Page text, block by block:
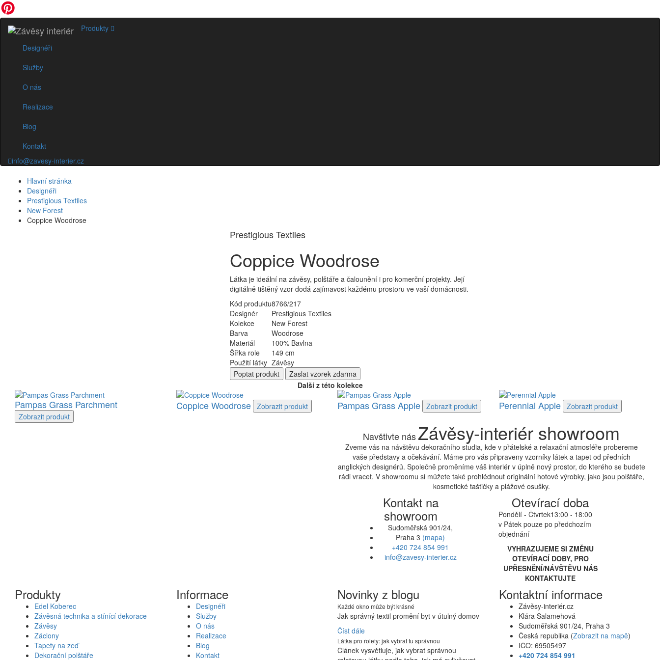
Produkty
Designéři
Služby
O nás
Realizace
Blog
Kontakt
info@zavesy-interier.cz
Hlavní stránka
Designéři
Prestigious Textiles
New Forest
Coppice Woodrose
Prestigious Textiles
Coppice Woodrose
Látka je ideální na závěsy, polštáře a čalounění i pro komerční projekty. Její
digitálně tištěný vzor dodá zajímavost každému prostoru ve vaší domácnosti.
Kód produktu8766/217
Designér
Prestigious Textiles
Kolekce
New Forest
Barva
Woodrose
Materiál
100% Bavlna
Šířka role
149 cm
Použití látky Závěsy
Poptat produkt Zaslat vzorek zdarma
Další z této kolekce
Pampas Grass Parchment
Zobrazit produkt
Coppice Woodrose Zobrazit produkt Pampas Grass Apple Zobrazit produkt Perennial Apple Zobrazit produkt
Navštivte násZávěsy-interiér showroom
Zveme vás na návštěvu dekoračního studia, kde v přátelské a relaxační atmosféře probereme
vaše představy a očekávání. Máme pro vás připraveny vzorníky látek a tapet od předních
anglických designérů. Společně proměníme váš interiér v úplně nový prostor, do kterého se budete
rádi vracet. V showroomu si můžete také prohlédnout originální hotové výrobky, jako jsou polštáře,
kosmetické taštičky a plážové osušky.
Kontakt na
showroom
Sudoměřská 901/24,
Praha 3 (mapa)
+420 724 854 991
info@zavesy-interier.cz
Otevírací doba
Pondělí - Čtvrtek13:00 - 18:00
v Pátek pouze po předchozím
objednání
VYHRAZUJEME SI ZMĚNU
OTEVÍRACÍ DOBY, PRO
UPŘESNĚNÍ/NÁVŠTĚVU NÁS
KONTAKTUJTE
Produkty
Edel Koberec
Závěsná technika a stínící dekorace
Závěsy
Záclony
Tapety na zeď
Dekorační polštáře
Informace
Designéři
Služby
O nás
Realizace
Blog
Kontakt
Novinky z blogu
Každé okno může být krásné
Jak správný textil promění byt v útulný domov
Číst dále
Látka pro rolety: jak vybrat tu správnou
Článek vysvětluje, jak vybrat správnou
Kontaktní informace
Závěsy-interiér.cz
Klára Salamehová
Sudoměřská 901/24, Praha 3
Česká republika (Zobrazit na mapě)
IČO: 69505497
+420 724 854 991